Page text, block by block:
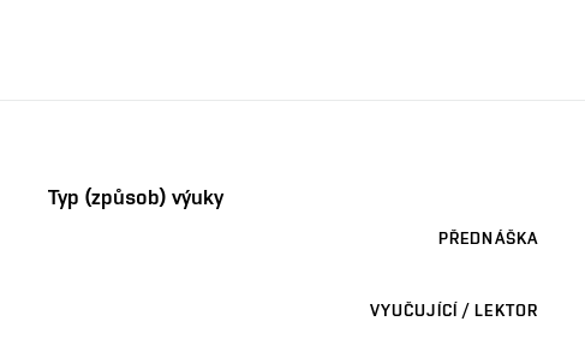
Typ (způsob) výuky
PŘEDNÁŠKA
VYUČUJÍCÍ / LEKTOR